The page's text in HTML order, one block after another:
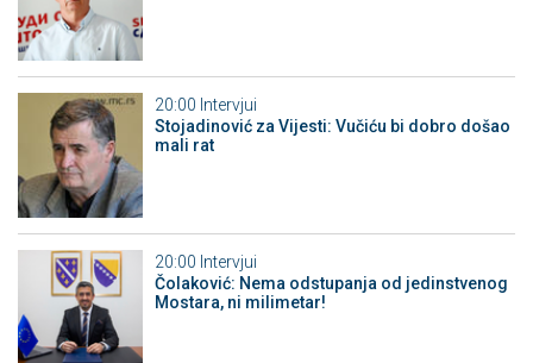
20:00 Intervjui
Stojadinović za Vijesti: Vučiću bi dobro došao
mali rat
20:00 Intervjui
Čolaković: Nema odstupanja od jedinstvenog
Mostara, ni milimetar!